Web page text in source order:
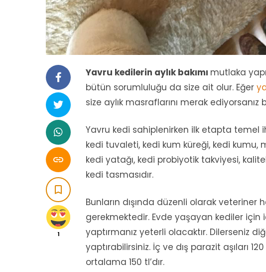


1
Yavru kedilerin aylık bakımı mutlaka
bütün sorumluluğu da size ait olur. Eğer
size aylık masraflarını merak ediyorsanız
Yavru kedi sahiplenirken ilk etapta temel
kedi tuvaleti, kedi kum küreği, kedi kumu,
kedi yatağı, kedi probiyotik takviyesi,
kedi tasmasıdır.
Bunların dışında düzenli olarak veteriner
gerekmektedir. Evde yaşayan kediler için
yaptırmanız yeterli olacaktır. Dilerseniz
yaptırabilirsiniz. İç ve dış parazit aşıları
ortalama 150 tl’dır.